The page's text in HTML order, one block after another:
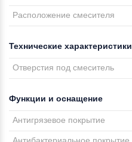
Расположение смесителя
Технические характеристики
Отверстия под смеситель
Функции и оснащение
Антигрязевое покрытие